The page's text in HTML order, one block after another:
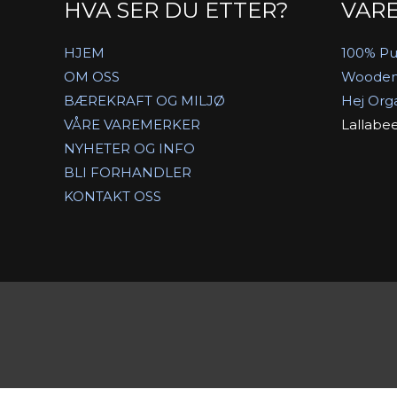
HVA SER DU ETTER?
HJEM
OM OSS
BÆREKRAFT OG MILJØ
VÅRE VAREMERKER
NYHETER OG INFO
BLI FORHANDLER
KONTAKT OSS
100%
Hej